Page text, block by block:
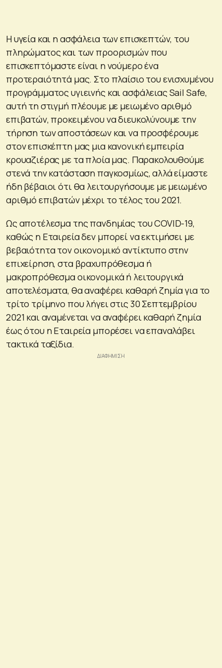
Η υγεία και η ασφάλεια των επισκεπτών, του
πληρώματος και των προορισμών που
επισκεπτόμαστε είναι η νούμερο ένα
προτεραιότητά μας. Στο πλαίσιο του ενισχυμένου
προγράμματος υγιεινής και ασφάλειας Sail Safe,
αυτή τη στιγμή πλέουμε με μειωμένο αριθμό
επιβατών, προκειμένου να διευκολύνουμε την
τήρηση των αποστάσεων και να προσφέρουμε
στον επισκέπτη μας μια κανονική εμπειρία
κρουαζιέρας με τα πλοία μας. Παρακολουθούμε
στενά την κατάσταση παγκοσμίως, αλλά είμαστε
ήδη βέβαιοι ότι θα λειτουργήσουμε με μειωμένο
αριθμό επιβατών μέχρι το τέλος του 2021.
Ως αποτέλεσμα της πανδημίας του COVID-19,
καθώς η Εταιρεία δεν μπορεί να εκτιμήσει με
βεβαιότητα τον οικονομικό αντίκτυπο στην
επιχείρηση, στα βραχυπρόθεσμα ή
μακροπρόθεσμα οικονομικά ή λειτουργικά
αποτελέσματα, θα αναφέρει καθαρή ζημία για το
τρίτο τρίμηνο που λήγει στις 30 Σεπτεμβρίου
2021 και αναμένεται να αναφέρει καθαρή ζημία
έως ότου η Εταιρεία μπορέσει να επαναλάβει
τακτικά ταξίδια.